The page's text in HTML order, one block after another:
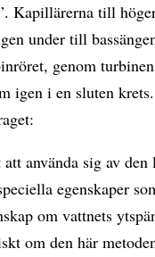
Kapillärerna till
under till
genom
igen i en sluten
använda sig av
egenskaper
om vattnets
om den här